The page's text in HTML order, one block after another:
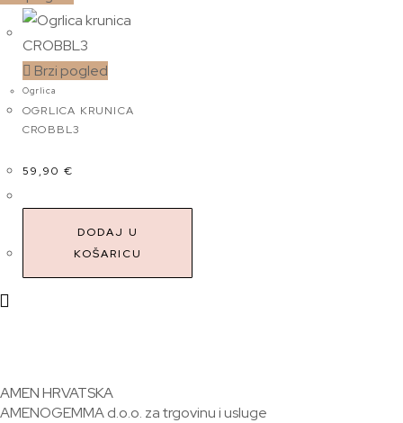
Brzi pogled
Ogrlica
OGRLICA KRUNICA
CROBBL3
59,90 €
DODAJ U
KOŠARICU
AMEN HRVATSKA
AMENOGEMMA d.o.o. za trgovinu i usluge